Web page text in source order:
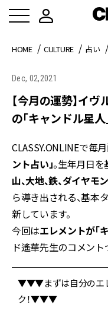
HOME CULTURE 占い
Dec, 02,2021
【今月の運勢】イ
の「キャンドル星人
CLASSY.ONLINEで毎
ント占い」。生年月日
山、大地、鉄、ダイヤモン
ら導き出される、基本
新しています。
今回はエレメントが「
ド遙華先生のコメント
▼▼▼まずは自分のエ
ク！▼▼▼